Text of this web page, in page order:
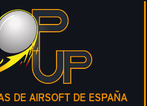
DE AIRSOFT DE ESPAÑA